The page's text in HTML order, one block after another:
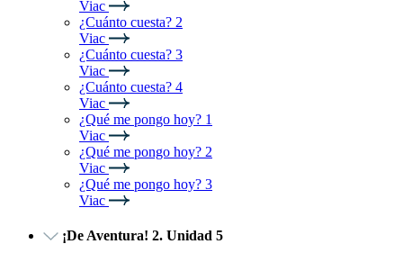
Viac
¿Cuánto cuesta? 2
Viac
¿Cuánto cuesta? 3
Viac
¿Cuánto cuesta? 4
Viac
¿Qué me pongo hoy? 1
Viac
¿Qué me pongo hoy? 2
Viac
¿Qué me pongo hoy? 3
Viac
¡De Aventura! 2. Unidad 5